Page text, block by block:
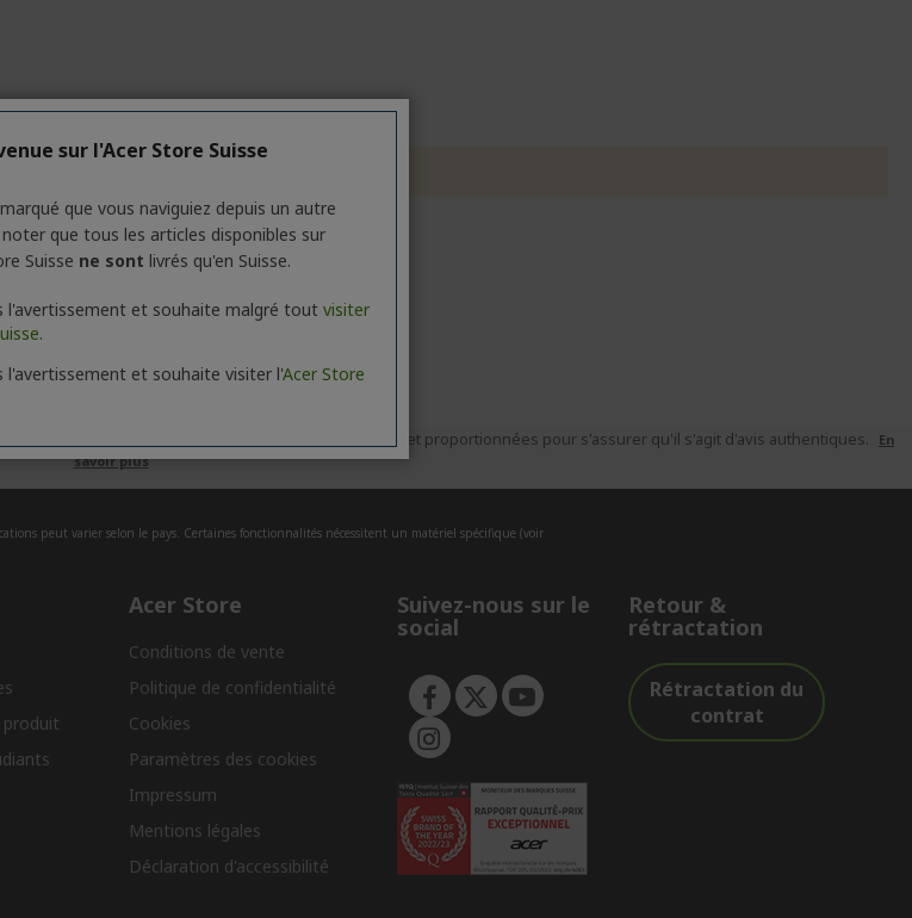
correspondant à la sélection.
Trusted Shops a pris des mesures raisonnables et proportionnées pour s'assurer qu'il s'agit d'avis authentiques.
En
savoir plus
peut varier selon le pays. Certaines fonctionnalités nécessitent un matériel spécifique (voir
produit
Acer Store
Conditions de vente
Politique de confidentialité
Cookies
Paramètres des cookies
Impressum
Mentions légales
Déclaration d'accessibilité
Suivez-nous sur le
social
Retour &
rétractation
Rétractation du
contrat
sur l'Acer Store Suisse
que vous naviguiez depuis un autre
noter que tous les articles disponibles sur
Suisse ne sont livrés qu'en Suisse.
l'avertissement et souhaite malgré tout visiter
l'avertissement et souhaite visiter l'Acer Store